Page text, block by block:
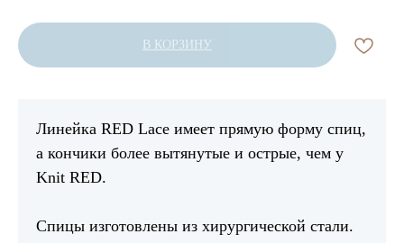
В КОРЗИНУ
Линейка RED Lace имеет прямую форму спиц,
а кончики более вытянутые и острые, чем у
Knit RED.
Спицы изготовлены из хирургической стали.